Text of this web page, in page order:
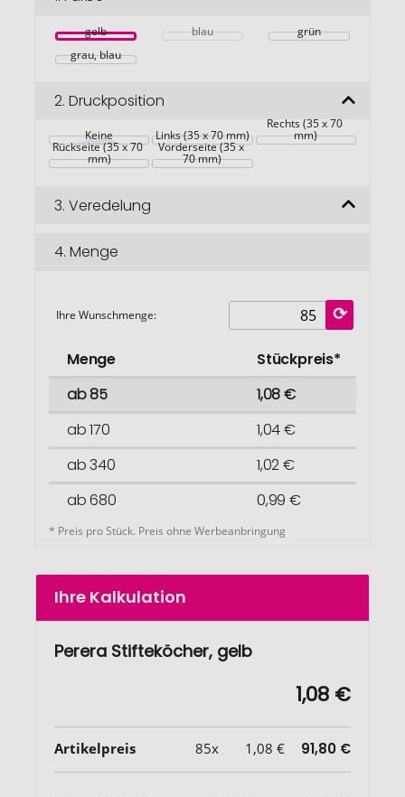
gelb blau
grün
grau, blau
2. Druckposition
Keine Links (35 x 70 mm)
Rechts (35 x 70
mm)
Rückseite (35 x 70
mm)
Vorderseite (35 x
70 mm)
3. Veredelung
4. Menge
Ihre Wunschmenge:
Menge
Stückpreis*
ab 85
1,08 €
ab 170
1,04 €
ab 340
1,02 €
ab 680
0,99 €
* Preis pro Stück. Preis ohne Werbeanbringung
Ihre Kalkulation
Perera Stifteköcher, gelb
1,08 €
Artikelpreis 85x 1,08 € 91,80 €